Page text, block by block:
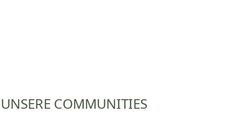
UNSERE COMMUNITIES